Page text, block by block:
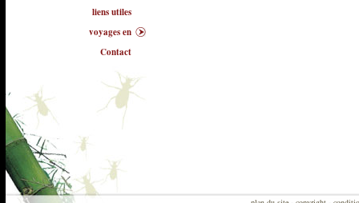
liens utiles
voyages en
Contact